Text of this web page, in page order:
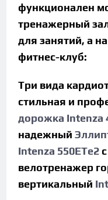
функционален
тренажерный
для занятий, а
фитнес-клуб:
Три вида
стильная и
дорожка Intenza
надежный
Intenza 550ETe2
велотренажер
вертикальный